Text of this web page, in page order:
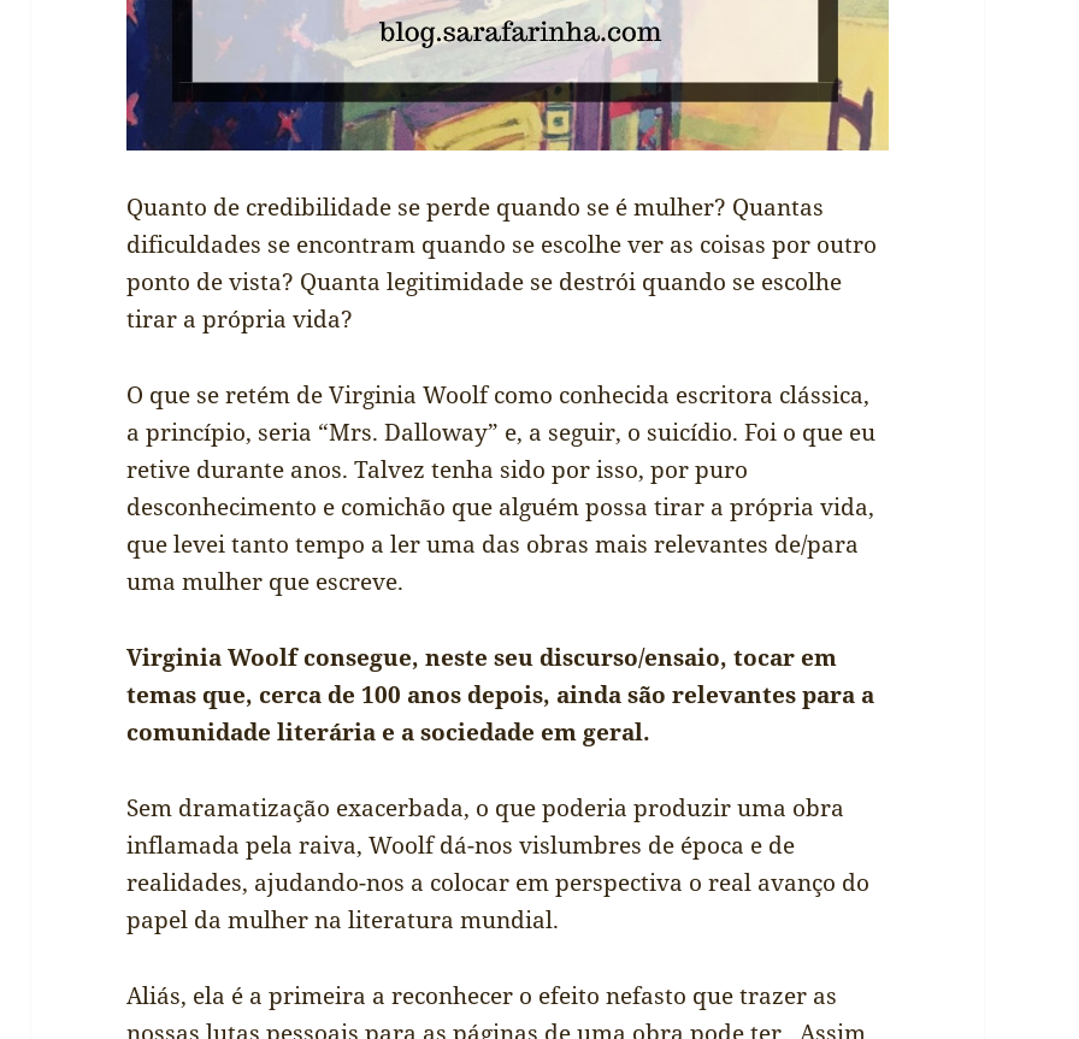
Quanto de credibilidade se perde quando se é mulher? Quantas
dificuldades se encontram quando se escolhe ver as coisas por outro
ponto de vista? Quanta legitimidade se destrói quando se escolhe
tirar a própria vida?
O que se retém de Virginia Woolf como conhecida escritora clássica,
a princípio, seria “Mrs. Dalloway” e, a seguir, o suicídio. Foi o que eu
retive durante anos. Talvez tenha sido por isso, por puro
desconhecimento e comichão que alguém possa tirar a própria vida,
que levei tanto tempo a ler uma das obras mais relevantes de/para
uma mulher que escreve.
Virginia Woolf consegue, neste seu discurso/ensaio, tocar em
temas que, cerca de 100 anos depois, ainda são relevantes para a
comunidade literária e a sociedade em geral.
Sem dramatização exacerbada, o que poderia produzir uma obra
inflamada pela raiva, Woolf dá-nos vislumbres de época e de
realidades, ajudando-nos a colocar em perspectiva o real avanço do
papel da mulher na literatura mundial.
Aliás, ela é a primeira a reconhecer o efeito nefasto que trazer as
nossas lutas pessoais para as páginas de uma obra pode ter. Assim